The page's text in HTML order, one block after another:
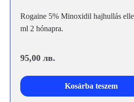
Rogaine 5% Minoxidil hajhullás
ml 2 hónapra.
95,00 лв.
Kosárba teszem